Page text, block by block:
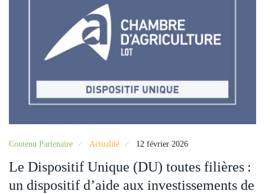
Contenu Partenaire Actualité 12 février 2026
Le Dispositif Unique (DU) toutes filières :
un dispositif d’aide aux investissements de